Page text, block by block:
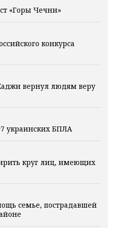
«Горы Чечни»
конкурса
вернул людям веру
украинских БПЛА
круг лиц, имеющих
семье, пострадавшей